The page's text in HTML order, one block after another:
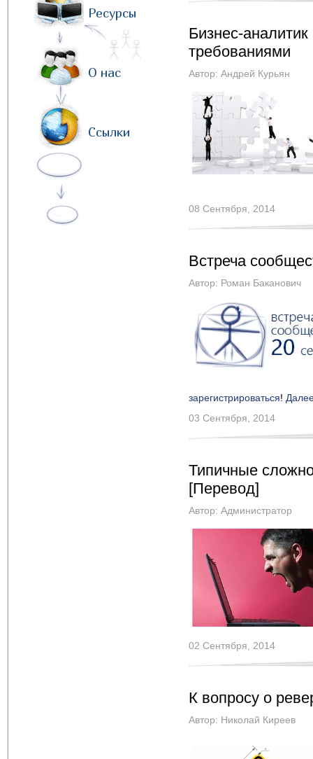
Ресурсы
О нас
Ссылки
Бизнес-
требованиями
Автор: Андрей Курьян
08 Сентября, 2014
Встреча
Автор: Роман Баканович
зарегистрироваться!
03 Сентября, 2014
Типичные
[Перевод]
Автор: Администратор
02 Сентября, 2014
К вопросу о
Автор: Николай Киреев